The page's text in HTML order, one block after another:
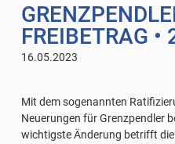
FREIBETRAG •
16.05.2023
Mit dem sogenannten
Neuerungen für Grenzpendler
wichtigste Änderung betrifft die